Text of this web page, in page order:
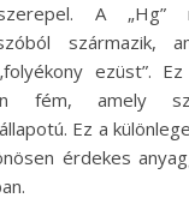
A
származik,
ezüst”.
fém, amely
Ez a
érdekes